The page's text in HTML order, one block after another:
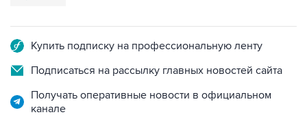
Подписаться на рассылку главных новостей сайта
Получать оперативные новости в официальном